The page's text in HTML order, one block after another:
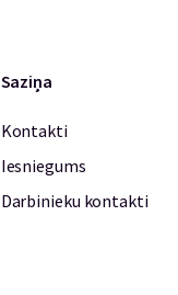
Saziņa
Kontakti
Iesniegums
Darbinieku kontakti